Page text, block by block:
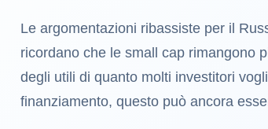
Le argomentazioni ribassiste per il
ricordano che le small cap rimangono
degli utili di quanto molti investitori
finanziamento, questo può ancora